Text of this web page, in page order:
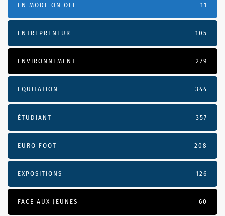
EN MODE ON OFF 11
ENTREPRENEUR 105
ENVIRONNEMENT 279
EQUITATION 344
ÉTUDIANT 357
EURO FOOT 208
EXPOSITIONS 126
FACE AUX JEUNES 60